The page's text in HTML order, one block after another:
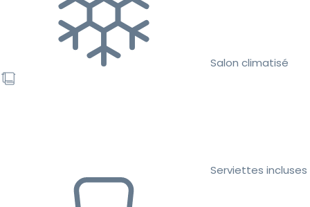
Salon climatisé
Serviettes incluses